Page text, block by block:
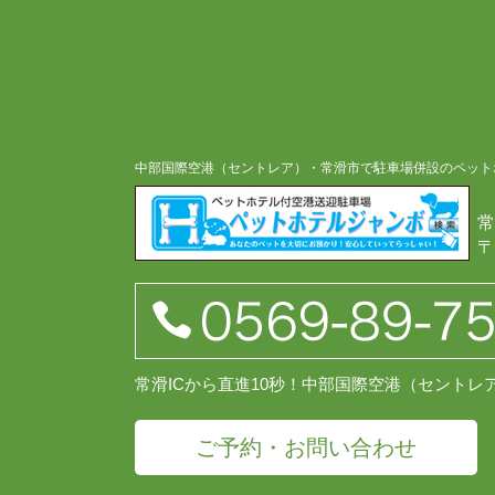
中部国際空港（セントレア）・常滑市で駐車場併設のペッ
常滑ICから直進10秒！中部国際空港（セントレ
ご予約・お問い合わせ